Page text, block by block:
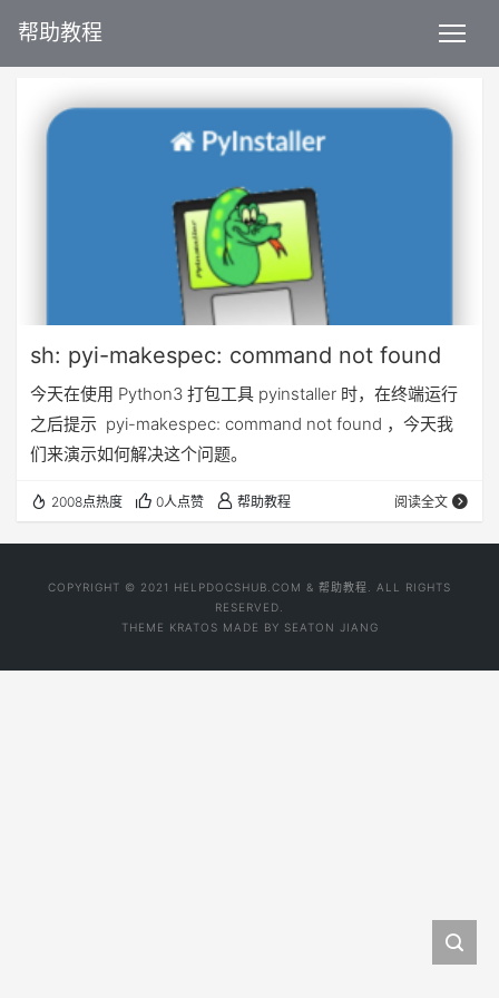
帮助教程
sh: pyi-makespec: command not found
今天在使用 Python3 打包工具 pyinstaller 时，在终端运行
之后提示 pyi-makespec: command not found ，今天我
们来演示如何解决这个问题。
2008点热度 0人点赞 帮助教程 阅读全文
COPYRIGHT © 2021 HELPDOCSHUB.COM & 帮助教程. ALL RIGHTS
RESERVED.
THEME KRATOS MADE BY SEATON JIANG